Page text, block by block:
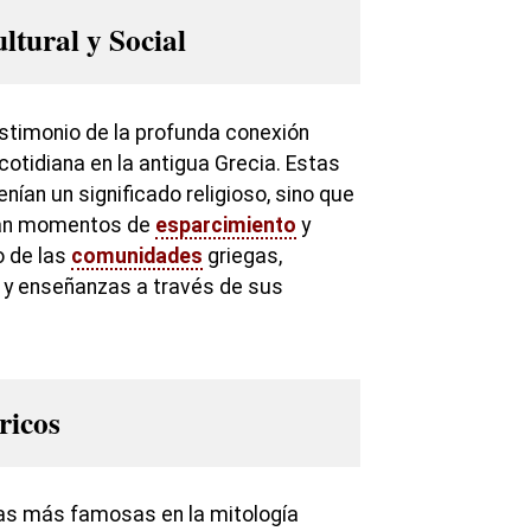
y Social
de la profunda conexión
en la antigua Grecia. Estas
un significado religioso, sino que
momentos de esparcimiento y
de las comunidades griegas,
enseñanzas a través de sus
más famosas en la mitología